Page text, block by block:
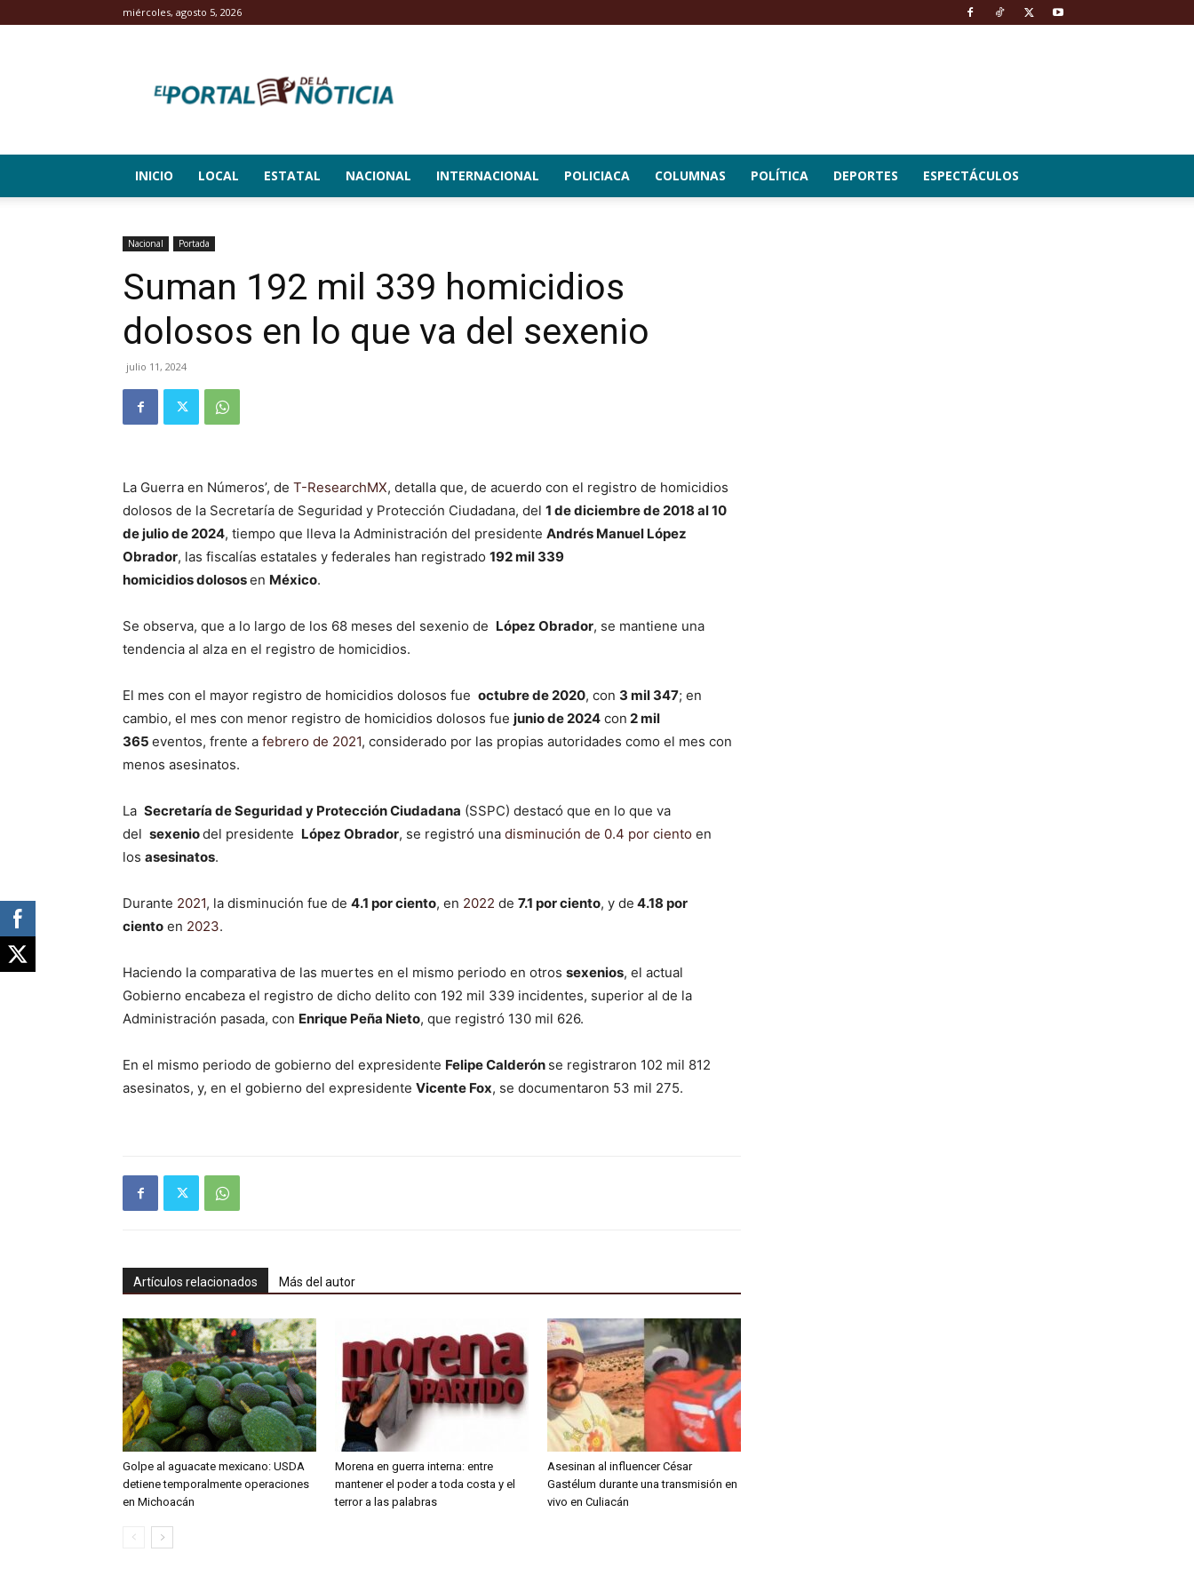
miércoles, agosto 5, 2026
Portal
de
INICIO LOCAL ESTATAL NACIONAL INTERNACIONAL POLICIACA COLUMNAS POLÍTICA DEPORTES ESPECTÁCULOS
Nacional Portada
Suman 192 mil 339 homicidios
dolosos en lo que va del sexenio
julio 11, 2024
La Guerra en Números’, de T-ResearchMX, detalla que, de acuerdo con el registro de homicidios
dolosos de la Secretaría de Seguridad y Protección Ciudadana, del 1 de diciembre de 2018 al 10
de julio de 2024, tiempo que lleva la Administración del presidente Andrés Manuel López
Obrador, las fiscalías estatales y federales han registrado 192 mil 339
homicidios dolososen México.
Se observa, que a lo largo de los 68 meses del sexenio de López Obrador, se mantiene una
tendencia al alza en el registro de homicidios.
El mes con el mayor registro de homicidios dolosos fue octubre de 2020, con 3 mil 347; en
cambio, el mes con menor registro de homicidios dolosos fue juniode 2024 con 2 mil
365 eventos, frente a febrero de 2021, considerado por las propias autoridades como el mes con
menos asesinatos.
La Secretaría de Seguridad y Protección Ciudadana (SSPC) destacó que en lo que va
del sexeniodel presidente López Obrador, se registró una disminución de 0.4 por ciento en
los asesinatos.
Durante 2021, la disminución fue de 4.1 por ciento, en 2022 de 7.1 por ciento, y de 4.18 por
ciento en 2023.
Haciendo la comparativa de las muertes en el mismo periodo en otros sexenios, el actual
Gobierno encabeza el registro de dicho delito con 192 mil 339 incidentes, superior al de la
Administración pasada, con Enrique Peña Nieto, que registró 130 mil 626.
En el mismo periodo de gobierno del expresidente Felipe Calderón se registraron 102 mil 812
asesinatos, y, en el gobierno del expresidente Vicente Fox, se documentaron 53 mil 275.
Artículos relacionados Más del autor
Golpe al aguacate mexicano: USDA
detiene temporalmente operaciones
en Michoacán
Morena en guerra interna: entre
mantener el poder a toda costa y el
terror a las palabras
Asesinan al influencer César
Gastélum durante una transmisión en
vivo en Culiacán